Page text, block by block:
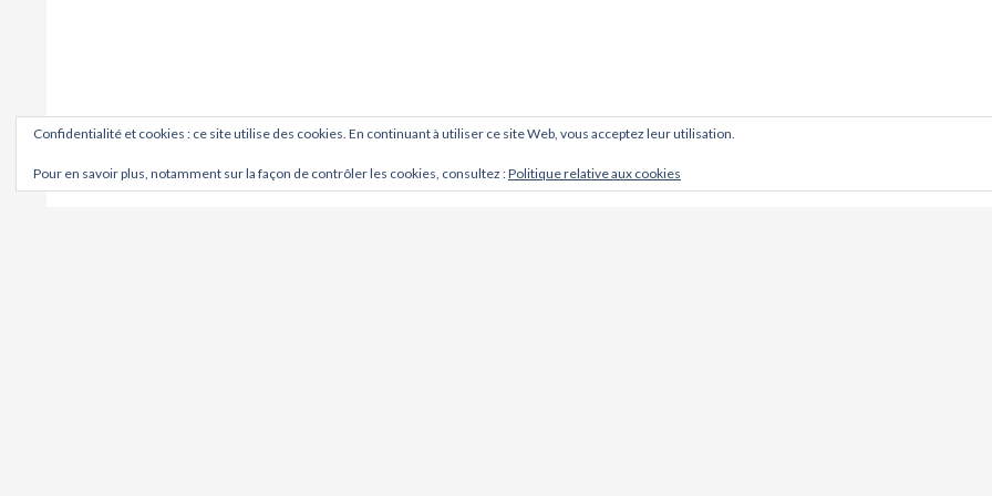
Confidentialité et cookies : ce site utilise des cookies. En continuant à utiliser ce site Web, vous acceptez leur utilisation.
Pour en savoir plus, notamment sur la façon de contrôler les cookies, consultez :Politique relative aux cookies